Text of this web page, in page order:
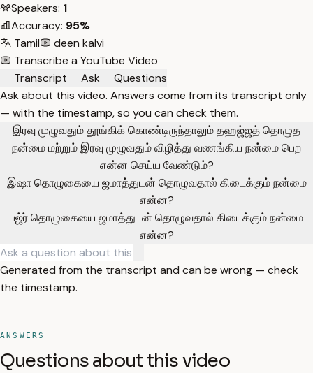
Speakers: 1
Accuracy: 95%
Tamil
deen kalvi
Transcribe a YouTube Video
Transcript
Ask
Questions
Ask about this video. Answers come from its transcript only
— with the timestamp, so you can check them.
இரவு முழுவதும் தூங்கிக் கொண்டிருந்தாலும் தஹஜ்ஜத் தொழுத
நன்மை மற்றும் இரவு முழுவதும் விழித்து வணங்கிய நன்மை பெற
என்ன செய்ய வேண்டும்?
இஷா தொழுகையை ஜமாத்துடன் தொழுவதால் கிடைக்கும் நன்மை
என்ன?
பஜ்ர் தொழுகையை ஜமாத்துடன் தொழுவதால் கிடைக்கும் நன்மை
என்ன?
Generated from the transcript and can be wrong — check
the timestamp.
ANSWERS
Questions about this video